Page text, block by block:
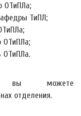
ОТиПЛа;
ТиПЛ;
ОТиПЛа;
ОТиПЛа.
вы можете
отделения.